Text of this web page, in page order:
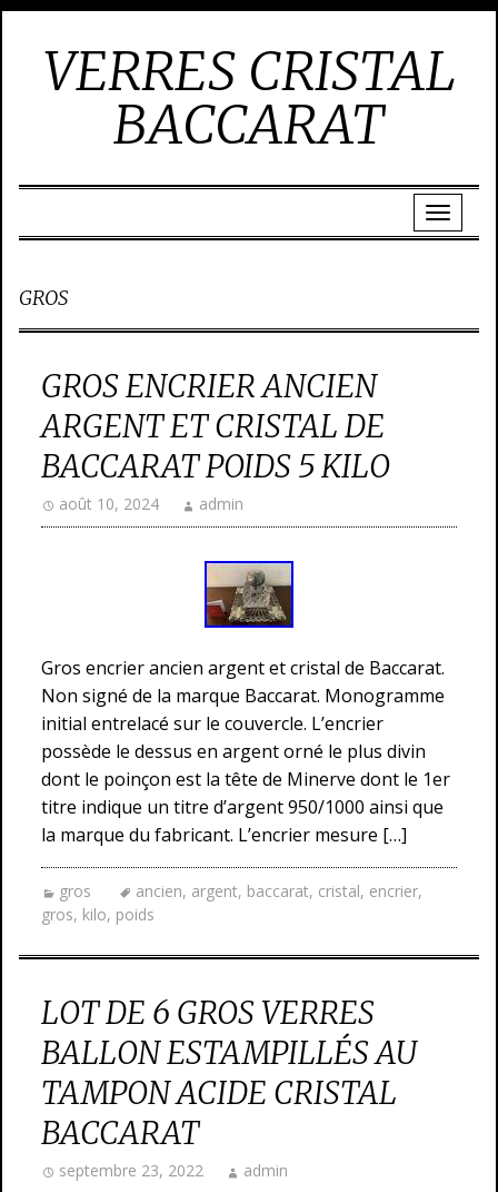
VERRES CRISTAL
BACCARAT
GROS
GROS ENCRIER ANCIEN
ARGENT ET CRISTAL DE
BACCARAT POIDS 5 KILO
août 10, 2024 admin
Gros encrier ancien argent et cristal de Baccarat.
Non signé de la marque Baccarat. Monogramme
initial entrelacé sur le couvercle. L’encrier
possède le dessus en argent orné le plus divin
dont le poinçon est la tête de Minerve dont le 1er
titre indique un titre d’argent 950/1000 ainsi que
la marque du fabricant. L’encrier mesure […]
gros ancien, argent, baccarat, cristal, encrier,
gros, kilo, poids
LOT DE 6 GROS VERRES
BALLON ESTAMPILLÉS AU
TAMPON ACIDE CRISTAL
BACCARAT
septembre 23, 2022 admin